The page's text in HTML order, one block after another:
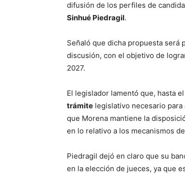
difusión de los perfiles de
Sinhué Piedragil.
Señaló que dicha propuesta será
discusión, con el objetivo de
2027.
El legislador lamentó que, hasta
trámite legislativo necesario
que Morena mantiene la
en lo relativo a los mecanismos
Piedragil dejó en claro que su
en la elección de jueces, ya que